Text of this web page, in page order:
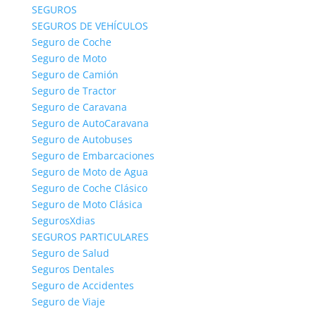
SEGUROS
SEGUROS DE VEHÍCULOS
Seguro de Coche
Seguro de Moto
Seguro de Camión
Seguro de Tractor
Seguro de Caravana
Seguro de AutoCaravana
Seguro de Autobuses
Seguro de Embarcaciones
Seguro de Moto de Agua
Seguro de Coche Clásico
Seguro de Moto Clásica
SegurosXdias
SEGUROS PARTICULARES
Seguro de Salud
Seguros Dentales
Seguro de Accidentes
Seguro de Viaje
asegurados.
Mussap Seguros de accidentes personales está
integrado por personal especializado para atender y
solucionar de forma rápida tales situaciones.
Un seguro completamente confiable que permite
disponer del más amplio portafolio de servicios ante
dichas situaciones. – Seguro de accidentes a medida
– Seguro de accidentes Coberpyme
Seguros alquiler protegido
proteger la actividad de alquileres, respaldando a
sus propietarios y sus edificios ante situaciones
derivadas de la actividad.
La mejor defensa y garantía de los Seguros de
alquiler protegido de Mussap en variedad de
modalidades. – Alquiler protegido locales –
Responsabilidad civil